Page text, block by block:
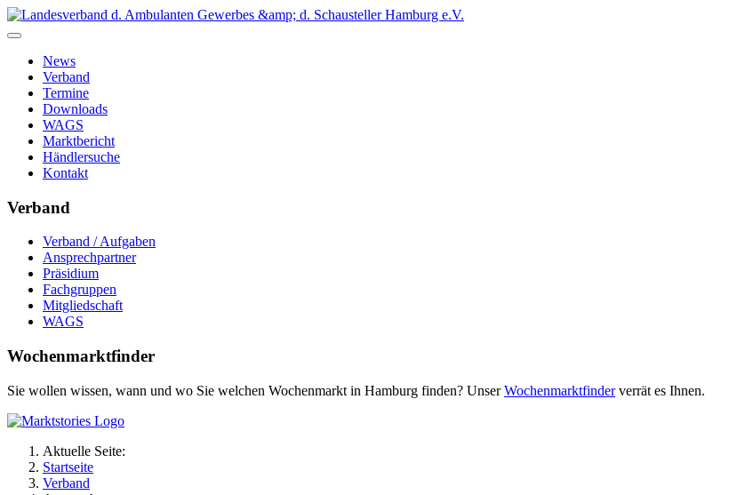
News
Verband
Termine
Downloads
WAGS
Marktbericht
Händlersuche
Kontakt
Verband
Verband / Aufgaben
Ansprechpartner
Präsidium
Fachgruppen
Mitgliedschaft
WAGS
Wochenmarktfinder
Sie wollen wissen, wann und wo Sie welchen Wochenmarkt in Hamburg finden? UnserWochenmarktfinderverrät es Ihnen.
Aktuelle Seite:
Startseite
Verband